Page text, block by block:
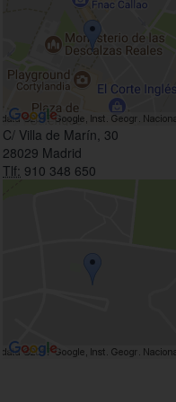
C/ Villa de Marín, 30
28029 Madrid
Tlf: 910 348 650